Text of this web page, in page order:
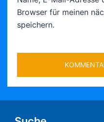
Browser für meinen
speichern.